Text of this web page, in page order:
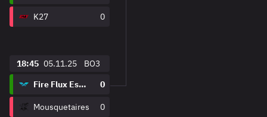
K27 0
18:45 05.11.25
BO3
Fire Flux Esports
0
Mousquetaires 0